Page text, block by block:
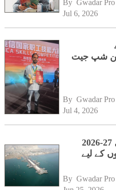
By Gwadar Pro
Jul 6, 2026
شپ جیت
By Gwadar Pro
Jul 4, 2026
قومی اسمبلی سے فنانس بل 27-2026
کے لیے
By Gwadar Pro